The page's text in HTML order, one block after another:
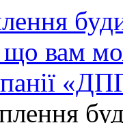
вам